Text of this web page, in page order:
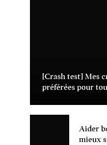
[Crash test] Mes
préférées pour
Aider
mieux